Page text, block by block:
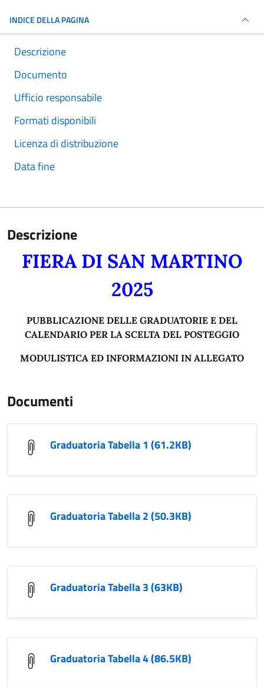
INDICE DELLA PAGINA
Descrizione
Documento
Ufficio responsabile
Formati disponibili
Licenza di distribuzione
Data fine
Descrizione
FIERA DI SAN MARTINO
2025
PUBBLICAZIONE DELLE GRADUATORIE E DEL
CALENDARIO PER LA SCELTA DEL POSTEGGIO
MODULISTICA ED INFORMAZIONI IN ALLEGATO
Documenti
Graduatoria Tabella 1 (61.2KB)
Graduatoria Tabella 2 (50.3KB)
Graduatoria Tabella 3 (63KB)
Graduatoria Tabella 4 (86.5KB)